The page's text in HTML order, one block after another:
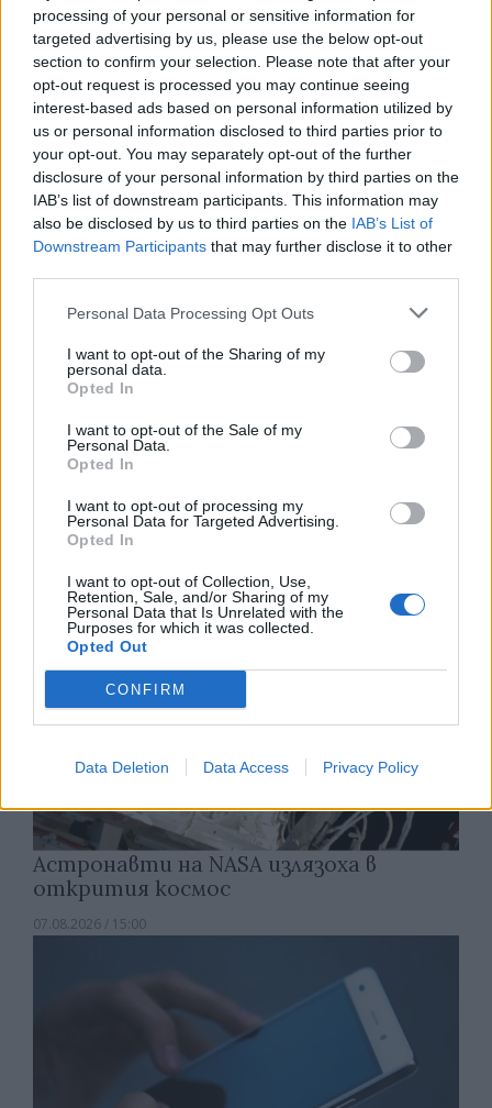
processing of your personal or sensitive information for
targeted advertising by us, please use the below opt-out
section to confirm your selection. Please note that after your
opt-out request is processed you may continue seeing
interest-based ads based on personal information utilized by
us or personal information disclosed to third parties prior to
your opt-out. You may separately opt-out of the further
disclosure of your personal information by third parties on the
IAB’s list of downstream participants. This information may
also be disclosed by us to third parties on the IAB’s List of
Downstream Participants that may further disclose it to other
Personal Data Processing Opt Outs
I want to opt-out of the Sharing of my
personal data.
Opted In
I want to opt-out of the Sale of my
Personal Data.
Opted In
I want to opt-out of processing my
Personal Data for Targeted Advertising.
Opted In
I want to opt-out of Collection, Use,
Retention, Sale, and/or Sharing of my
Personal Data that Is Unrelated with the
Purposes for which it was collected.
Opted Out
CONFIRM
Data Deletion Data Access Privacy Policy
Древен храм на почти 900 години
откриха под кафене за сладолед в
Полша
07.08.2026 / 16:00
Изкуствен интелект за първи път
07.08.2026 / 15:30
Астронавти на NASA излязоха в
открития космос
07.08.2026 / 15:00